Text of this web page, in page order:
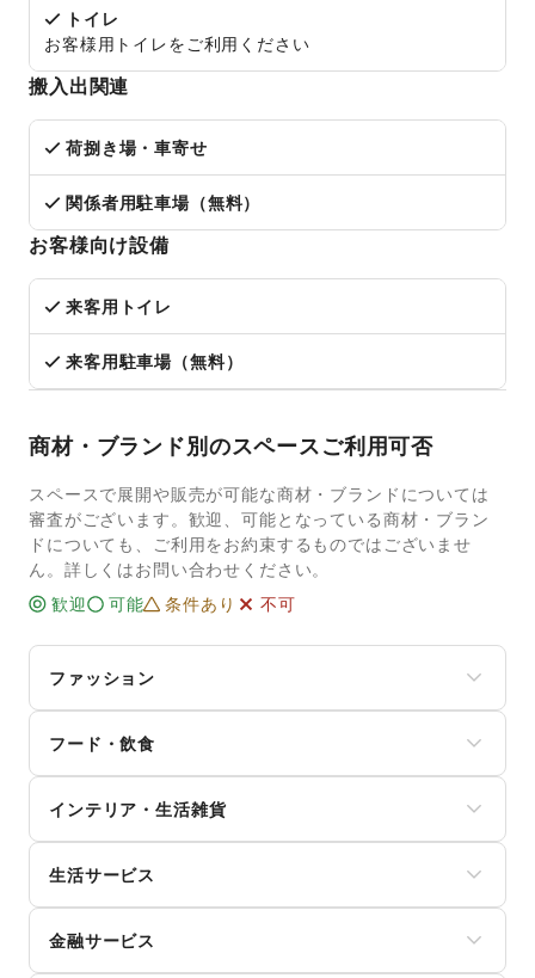
トイレ
お客様用トイレをご利用ください
搬入出関連
荷捌き場・車寄せ
関係者用駐車場（無料）
お客様向け設備
来客用トイレ
来客用駐車場（無料）
商材・ブランド別のスペースご利用可否
スペースで展開や販売が可能な商材・ブランドについては
審査がございます。歓迎、可能となっている商材・ブラン
ドについても、ご利用をお約束するものではございませ
ん。詳しくはお問い合わせください。
歓迎
可能 条件あり 不可
ファッション
レディースファッション
ユニセックス
インナー・ルームウェア
キッズ・ベビー・マタニティ
スポーツ
シーズナルウェア
腕時計
靴
フード・飲食
和菓子
パン
お弁当・惣菜
軽食・ホットスナック
コーヒー・紅茶
その他飲料
インテリア・生活雑貨
寝具・ベッド
家具・家電
キッチン雑貨・調理器具
掃除用品・生活便利品
生活サービス
インターネット・プロバイダ
電気・ガス
金融サービス